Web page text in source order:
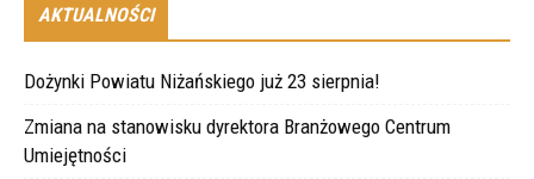
AKTUALNOŚCI
Dożynki Powiatu Niżańskiego już 23 sierpnia!
Zmiana na stanowisku dyrektora Branżowego Centrum
Umiejętności